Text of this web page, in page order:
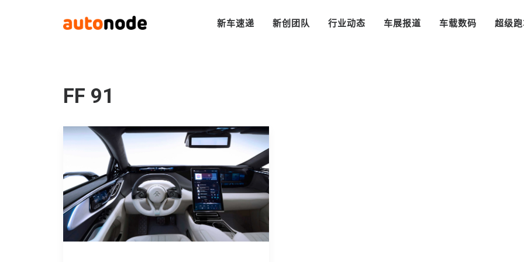
新车速递 新创团队 行业动态 车展报道 车载数码 超级
FF 91